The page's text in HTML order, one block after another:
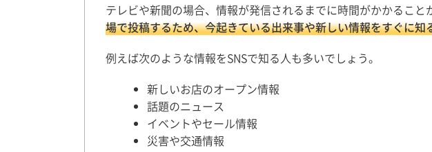
テレビや新聞の場合、情報が発信されるまでに時間がかかること
場で投稿するため、今起きている出来事や新しい情報をすぐに知
例えば次のような情報をSNSで知る人も多いでしょう。
新しいお店のオープン情報
話題のニュース
イベントやセール情報
災害や交通情報